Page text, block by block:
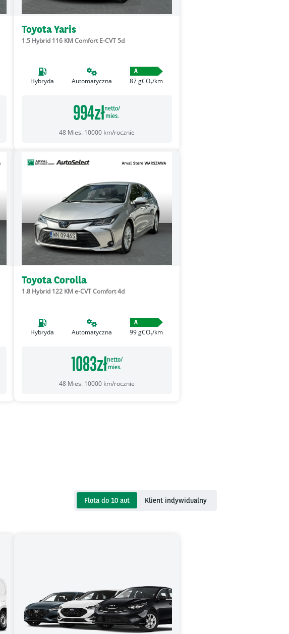
Toyota Yaris
1.5 Hybrid 116 KM Comfort E-CVT 5d
Hybryda Automatyczna
A
87gCO₂/km
994złnetto/
mies.
48 Mies. 10000 km/rocznie
Toyota Corolla
1.8 Hybrid 122 KM e-CVT Comfort 4d
Hybryda Automatyczna
A
99gCO₂/km
1083złnetto/
mies.
48 Mies. 10000 km/rocznie
Flota do 10 aut Klient indywidualny